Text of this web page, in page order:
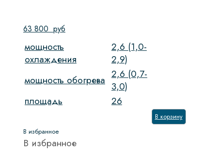
63 800 руб
мощность
охлаждения
2,6 (1,0-
2,9)
мощность обогрева 2,6 (0,7-
3,0)
площадь
26
В корзину
В избранное
В избранное